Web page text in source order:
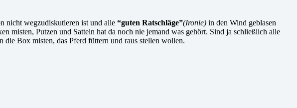
nicht wegzudiskutieren ist und alle “guten Ratschläge”(Ironie) in den Wind geblasen
misten, Putzen und Satteln hat da noch nie jemand was gehört. Sind ja schließlich alle
Box misten, das Pferd füttern und raus stellen wollen.